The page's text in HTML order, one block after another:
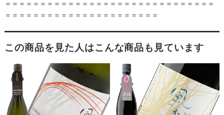
＝＝＝＝＝＝＝＝＝＝＝＝＝＝＝＝＝＝＝＝＝＝＝＝＝＝＝＝＝＝
＝＝＝＝＝＝＝＝＝＝＝＝＝＝＝＝＝＝＝＝＝＝
この商品を見た人はこんな商品も見ています